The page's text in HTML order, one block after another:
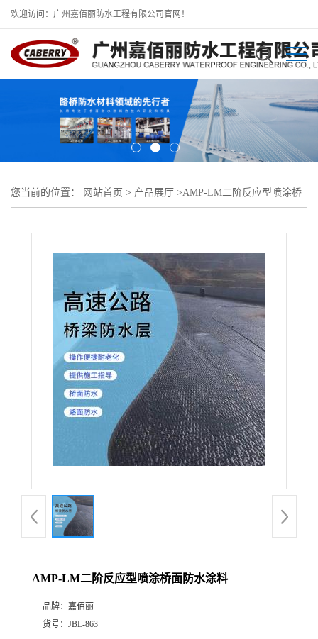
欢迎访问：广州嘉佰丽防水工程有限公司官网！
您当前的位置： 网站首页 > 产品展厅 >AMP-LM二阶反应型喷涂桥
AMP-LM二阶反应型喷涂桥面防水涂料
品牌： 嘉佰丽
货号： JBL-863